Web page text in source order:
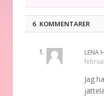
6 KOMMENTARER
LENA
Jag